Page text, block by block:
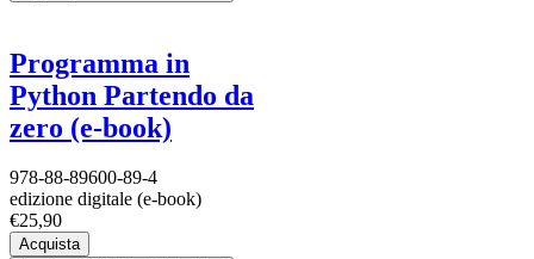
Programma in
Python Partendo da
zero (e-book)
978-88-89600-89-4
edizione digitale (e-book)
€25,90
Acquista